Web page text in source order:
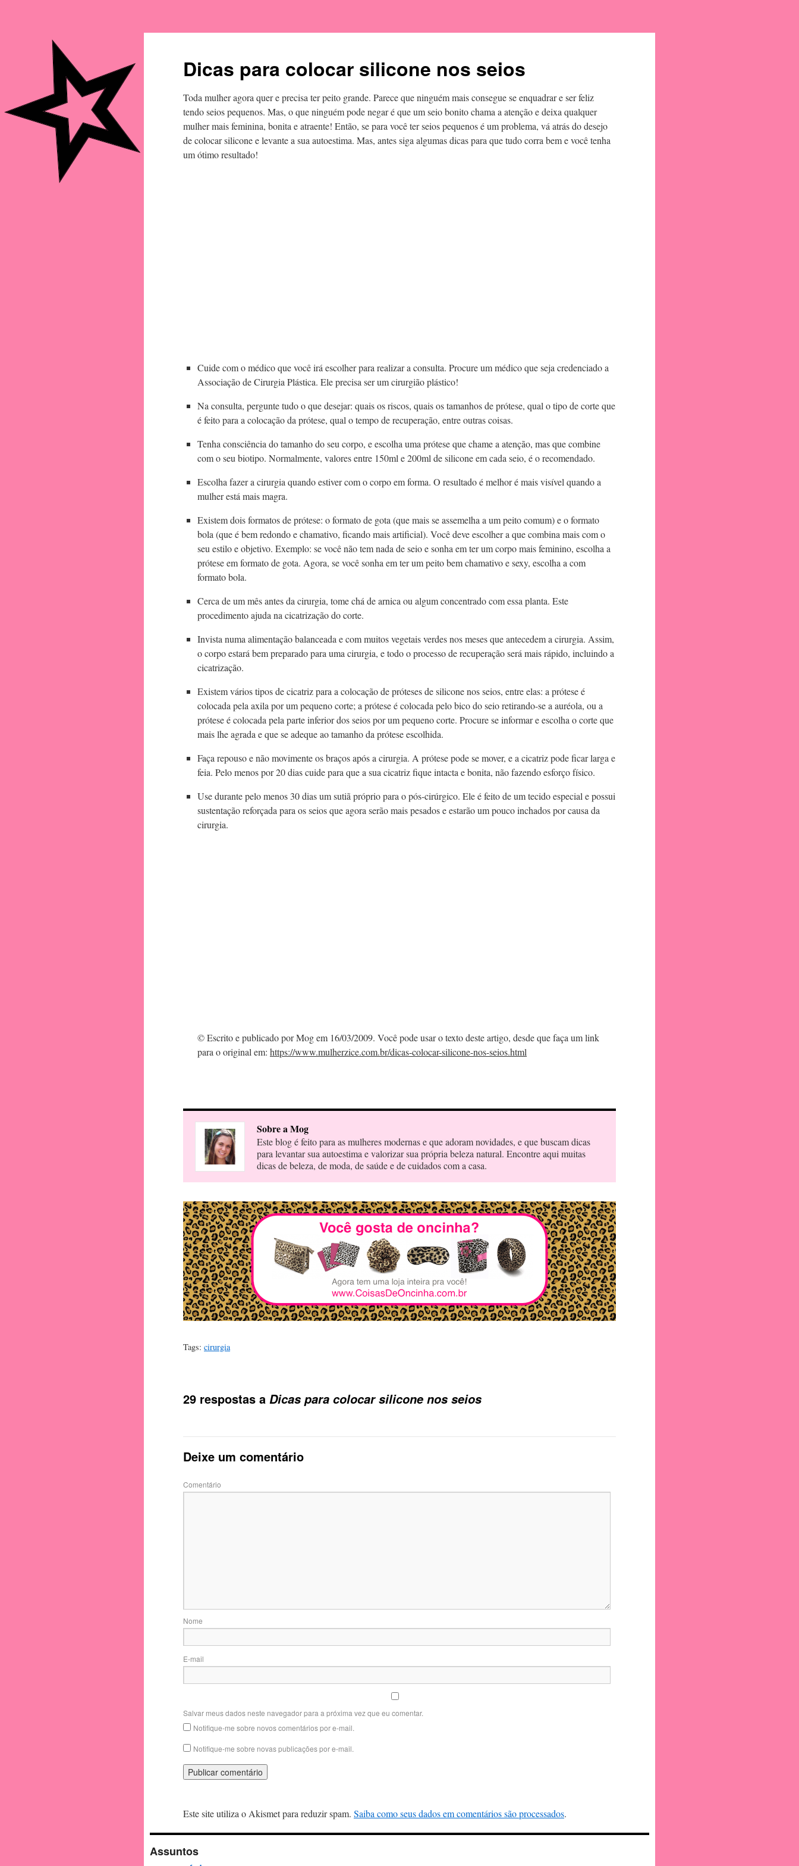
Dicas para colocar silicone nos seios
Toda mulher agora quer e precisa ter peito grande. Parece que ninguém mais consegue se enquadrar e ser feliz
tendo seios pequenos. Mas, o que ninguém pode negar é que um seio bonito chama a atenção e deixa qualquer
mulher mais feminina, bonita e atraente! Então, se para você ter seios pequenos é um problema, vá atrás do desejo
de colocar silicone e levante a sua autoestima. Mas, antes siga algumas dicas para que tudo corra bem e você tenha
um ótimo resultado!
Cuide com o médico que você irá escolher para realizar a consulta. Procure um médico que seja credenciado a
Associação de Cirurgia Plástica. Ele precisa ser um cirurgião plástico!
Na consulta, pergunte tudo o que desejar: quais os riscos, quais os tamanhos de prótese, qual o tipo de corte que
é feito para a colocação da prótese, qual o tempo de recuperação, entre outras coisas.
Tenha consciência do tamanho do seu corpo, e escolha uma prótese que chame a atenção, mas que combine
com o seu biotipo. Normalmente, valores entre 150ml e 200ml de silicone em cada seio, é o recomendado.
Escolha fazer a cirurgia quando estiver com o corpo em forma. O resultado é melhor é mais visível quando a
mulher está mais magra.
Existem dois formatos de prótese: o formato de gota (que mais se assemelha a um peito comum) e o formato
bola (que é bem redondo e chamativo, ficando mais artificial). Você deve escolher a que combina mais com o
seu estilo e objetivo. Exemplo: se você não tem nada de seio e sonha em ter um corpo mais feminino, escolha a
prótese em formato de gota. Agora, se você sonha em ter um peito bem chamativo e sexy, escolha a com
formato bola.
Cerca de um mês antes da cirurgia, tome chá de arnica ou algum concentrado com essa planta. Este
procedimento ajuda na cicatrização do corte.
Invista numa alimentação balanceada e com muitos vegetais verdes nos meses que antecedem a cirurgia. Assim,
o corpo estará bem preparado para uma cirurgia, e todo o processo de recuperação será mais rápido, incluindo a
cicatrização.
Existem vários tipos de cicatriz para a colocação de próteses de silicone nos seios, entre elas: a prótese é
colocada pela axila por um pequeno corte; a prótese é colocada pelo bico do seio retirando-se a auréola, ou a
prótese é colocada pela parte inferior dos seios por um pequeno corte. Procure se informar e escolha o corte que
mais lhe agrada e que se adeque ao tamanho da prótese escolhida.
Faça repouso e não movimente os braços após a cirurgia. A prótese pode se mover, e a cicatriz pode ficar larga e
feia. Pelo menos por 20 dias cuide para que a sua cicatriz fique intacta e bonita, não fazendo esforço físico.
Use durante pelo menos 30 dias um sutiã próprio para o pós-cirúrgico. Ele é feito de um tecido especial e possui
sustentação reforçada para os seios que agora serão mais pesados e estarão um pouco inchados por causa da
cirurgia.
© Escrito e publicado por Mog em 16/03/2009. Você pode usar o texto deste artigo, desde que faça um link
para o original em: https://www.mulherzice.com.br/dicas-colocar-silicone-nos-seios.html
Sobre a Mog
Este blog é feito para as mulheres modernas e que adoram novidades, e que buscam dicas
para levantar sua autoestima e valorizar sua própria beleza natural. Encontre aqui muitas
dicas de beleza, de moda, de saúde e de cuidados com a casa.
Tags: cirurgia
29 respostas a Dicas para colocar silicone nos seios
Deixe um comentário
Comentário
Nome
E-mail
Salvar meus dados neste navegador para a próxima vez que eu comentar.
Notifique-me sobre novos comentários por e-mail.
Notifique-me sobre novas publicações por e-mail.
Este site utiliza o Akismet para reduzir spam. Saiba como seus dados em comentários são processados.
Assuntos